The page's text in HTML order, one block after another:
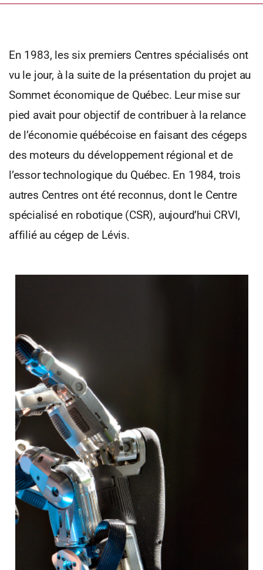
En 1983, les six premiers Centres spécialisés ont
vu le jour, à la suite de la présentation du projet au
Sommet économique de Québec. Leur mise sur
pied avait pour objectif de contribuer à la relance
de l’économie québécoise en faisant des cégeps
des moteurs du développement régional et de
l’essor technologique du Québec. En 1984, trois
autres Centres ont été reconnus, dont le Centre
spécialisé en robotique (CSR), aujourd’hui CRVI,
affilié au cégep de Lévis.